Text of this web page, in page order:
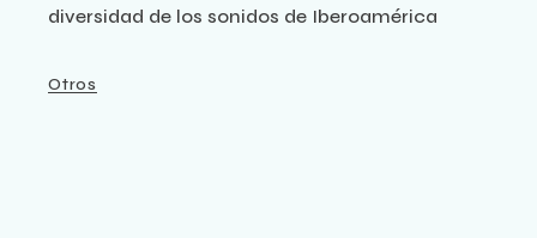
diversidad de los sonidos de Iberoamérica
Otros